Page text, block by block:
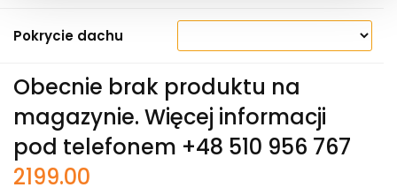
Pokrycie dachu
Obecnie brak produktu na
magazynie. Więcej informacji
pod telefonem +48 510 956 767
2199.00